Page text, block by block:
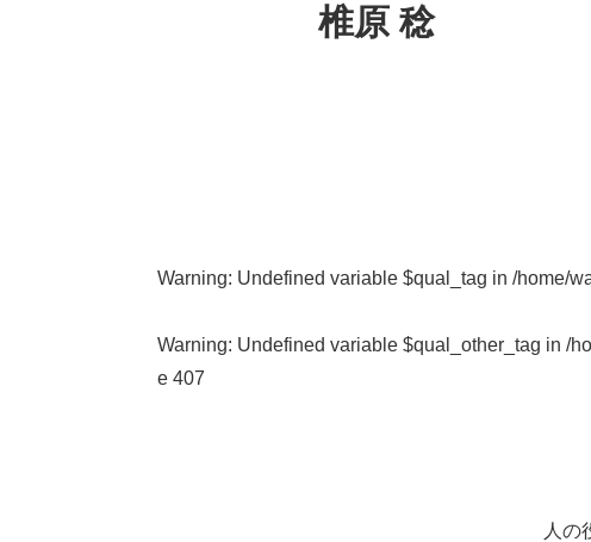
椎原 稔
Warning: Undefined variable $qual_tag in /home/
Warning: Undefined variable $qual_other_tag in /
e 407
人の